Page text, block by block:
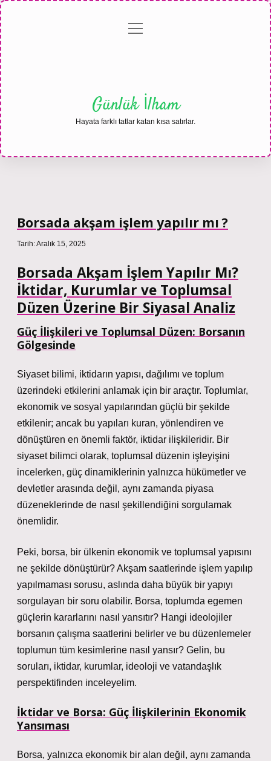
Gizlilikmenüyü
Günlük İlham
Hayata farklı tatlar katan kısa satırlar.
Borsada akşam işlem yapılır mı ?
Tarih: Aralık 15, 2025
Borsada Akşam İşlem Yapılır Mı?
İktidar, Kurumlar ve Toplumsal
Düzen Üzerine Bir Siyasal Analiz
Güç İlişkileri ve Toplumsal Düzen: Borsanın
Gölgesinde
Siyaset bilimi, iktidarın yapısı, dağılımı ve toplum
üzerindeki etkilerini anlamak için bir araçtır. Toplumlar,
ekonomik ve sosyal yapılarından güçlü bir şekilde
etkilenir; ancak bu yapıları kuran, yönlendiren ve
dönüştüren en önemli faktör, iktidar ilişkileridir. Bir
siyaset bilimci olarak, toplumsal düzenin işleyişini
incelerken, güç dinamiklerinin yalnızca hükümetler ve
devletler arasında değil, aynı zamanda piyasa
düzeneklerinde de nasıl şekillendiğini sorgulamak
önemlidir.
Peki, borsa, bir ülkenin ekonomik ve toplumsal yapısını
ne şekilde dönüştürür? Akşam saatlerinde işlem yapılıp
yapılmaması sorusu, aslında daha büyük bir yapıyı
sorgulayan bir soru olabilir. Borsa, toplumda egemen
güçlerin kararlarını nasıl yansıtır? Hangi ideolojiler
borsanın çalışma saatlerini belirler ve bu düzenlemeler
toplumun tüm kesimlerine nasıl yansır? Gelin, bu
soruları, iktidar, kurumlar, ideoloji ve vatandaşlık
perspektifinden inceleyelim.
İktidar ve Borsa: Güç İlişkilerinin Ekonomik
Yansıması
Borsa, yalnızca ekonomik bir alan değil, aynı zamanda